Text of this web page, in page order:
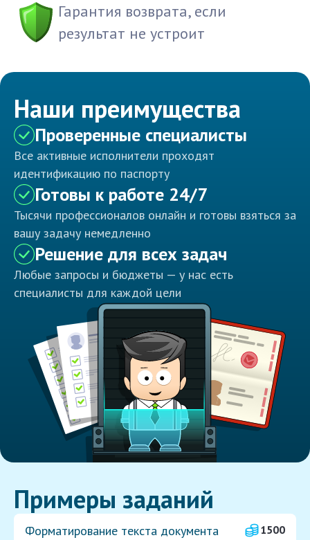
Гарантия возврата, если
результат не устроит
Наши преимущества
Проверенные специалисты
Все активные исполнители проходят
идентификацию по паспорту
Готовы к работе 24/7
Тысячи профессионалов онлайн и готовы взяться за
вашу задачу немедленно
Решение для всех задач
Любые запросы и бюджеты — у нас есть
специалисты для каждой цели
Примеры заданий
Форматирование текста документа
1500